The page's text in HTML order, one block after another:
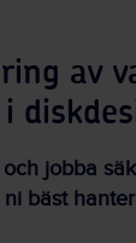
av
jobba
bäst